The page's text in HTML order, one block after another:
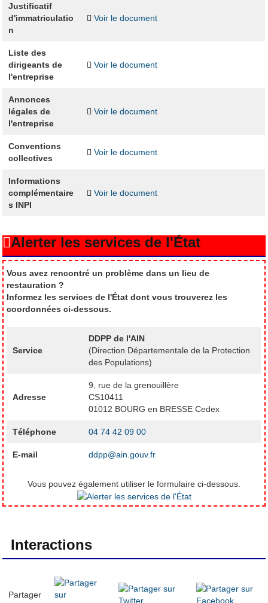
Justificatif
d'immatriculatio
n
Voir le document
Liste des
dirigeants de
l'entreprise
Voir le document
Annonces
légales de
l'entreprise
Voir le document
Conventions
collectives
Voir le document
Informations
complémentaire
s INPI
Voir le document
Alerter les services de l'État
Vous avez rencontré un problème dans un lieu de
restauration ?
Informez les services de l'État dont vous trouverez les
coordonnées ci-dessous.
Service
DDPP de l'AIN
(Direction Départementale de la Protection
des Populations)
Adresse
9, rue de la grenouillère
CS10411
01012 BOURG en BRESSE Cedex
Téléphone 04 74 42 09 00
E-mail ddpp@ain.gouv.fr
Vous pouvez également utiliser le formulaire ci-dessous.
Interactions
Partager